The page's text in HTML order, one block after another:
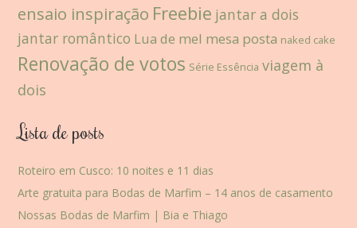
ensaio inspiração Freebie jantar a dois
jantar romântico Lua de mel mesa posta naked cake
Renovação de votos Série Essência viagem à
dois
Lista de posts
Roteiro em Cusco: 10 noites e 11 dias
Arte gratuita para Bodas de Marfim – 14 anos de casamento
Nossas Bodas de Marfim | Bia e Thiago